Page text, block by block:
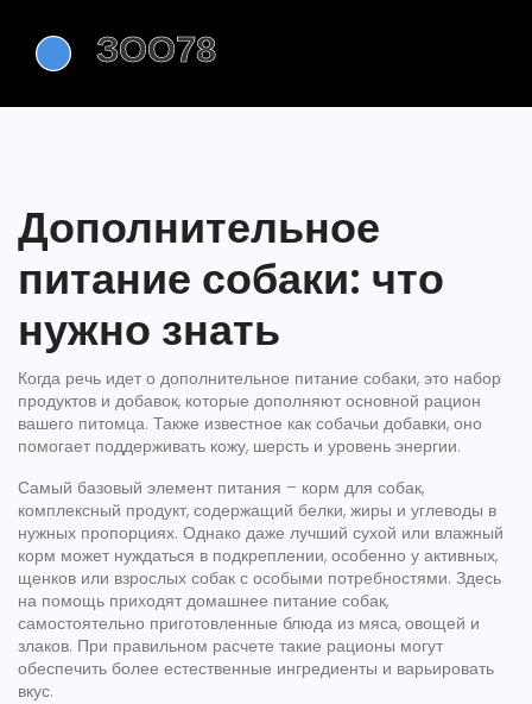
Дополнительное
питание собаки: что
нужно знать
Когда речь идет о дополнительное питание собаки, это набор
продуктов и добавок, которые дополняют основной рацион
вашего питомца. Также известное как собачьи добавки, оно
помогает поддерживать кожу, шерсть и уровень энергии.
Самый базовый элемент питания – корм для собак,
комплексный продукт, содержащий белки, жиры и углеводы в
нужных пропорциях. Однако даже лучший сухой или влажный
корм может нуждаться в подкреплении, особенно у активных,
щенков или взрослых собак с особыми потребностями. Здесь
на помощь приходят домашнее питание собак,
самостоятельно приготовленные блюда из мяса, овощей и
злаков. При правильном расчете такие рационы могут
обеспечить более естественные ингредиенты и варьировать
вкус.